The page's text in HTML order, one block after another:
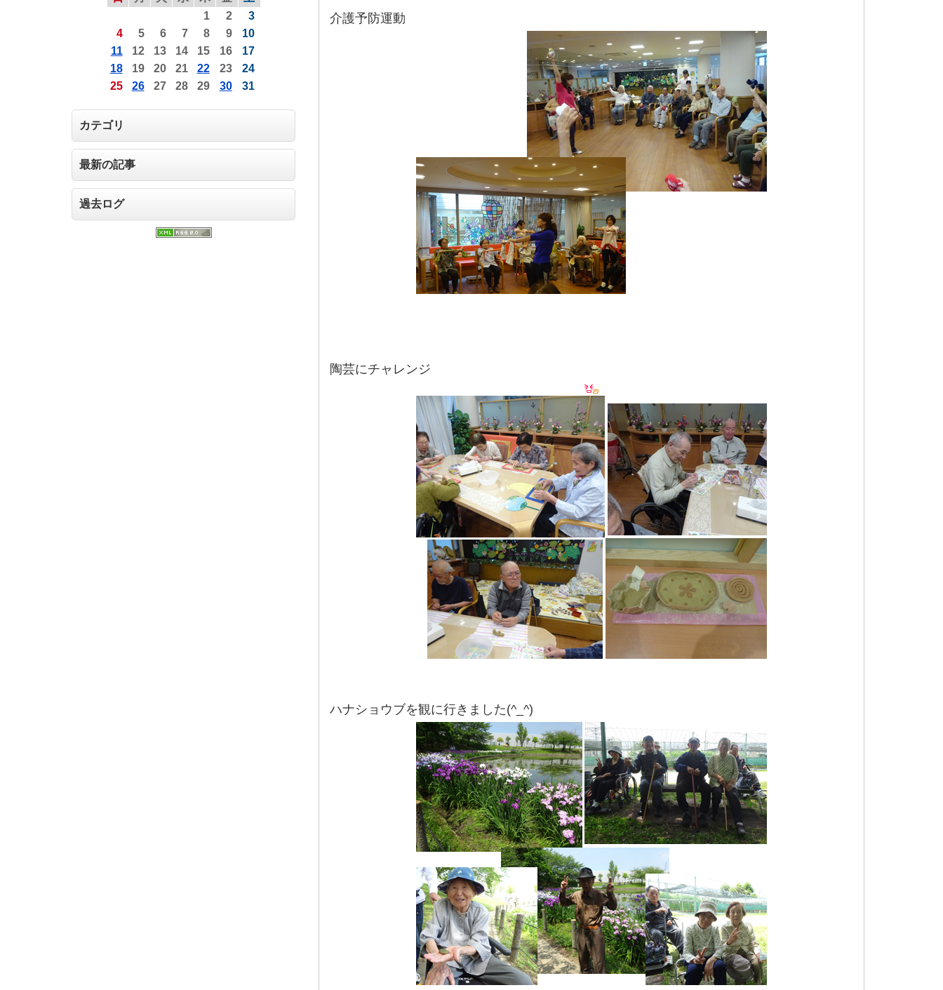
介護予防運動
陶芸にチャレンジ
ハナショウブを観に行きました(^_^)
1
2
3
4
5 6 7 8 9
10
11
12 13 14 15 16
17
18
19 20 21 22 23
24
25
26 27 28 29 30 31
カテゴリ
最新の記事
過去ログ